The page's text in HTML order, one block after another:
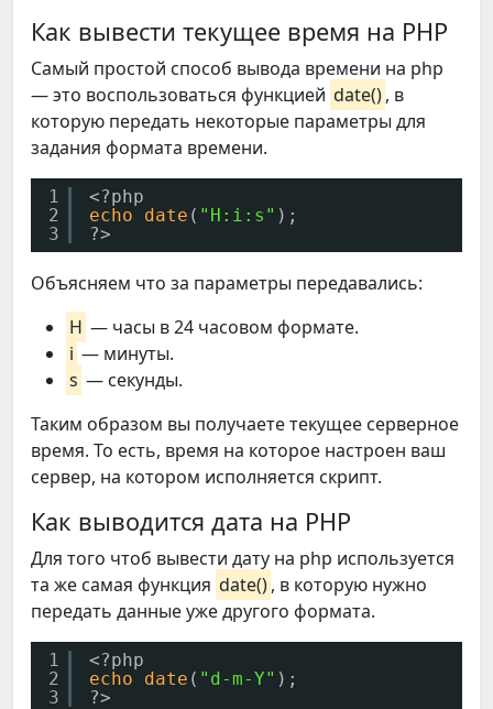
Как вывести текущее время на PHP
Самый простой способ вывода времени на php
— это воспользоваться функцией date(), в
которую передать некоторые параметры для
задания формата времени.
1
2
3
<?php
echo
date ( "H:i:s" );
?>
Объясняем что за параметры передавались:
H — часы в 24 часовом формате.
i — минуты.
s — секунды.
Таким образом вы получаете текущее серверное
время. То есть, время на которое настроен ваш
сервер, на котором исполняется скрипт.
Как выводится дата на PHP
Для того чтоб вывести дату на php используется
та же самая функция date(), в которую нужно
передать данные уже другого формата.
1
2
3
<?php
echo
date ( "d-m-Y" );
?>